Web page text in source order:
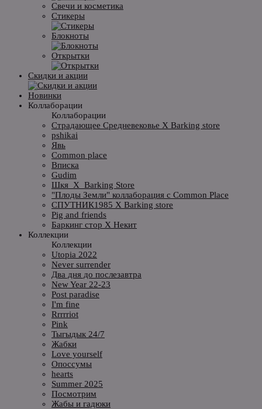
Свечи и косметика
Стикеры
Блокноты
Открытки
Скидки и акции
Новинки
Коллаборации
Коллаборации
Страдающее Средневековье X Barking store
pshikai
Явь
Common place
Вписка
Gudim
Шкя_X_Barking Store
"Плоды Земли" коллаборация с Common Place
СПУТНИК1985 X Barking store
Pig and friends
Баркинг стор X Некит
Коллекции
Коллекции
Utopia 2022
Never surrender
Два дня до послезавтра
New Year 22-23
Post paradise
I'm fine
Rrrrriot
Pink
Тыгыдык 24/7
Жабки
Love yourself
Опоссумы
hearts
Summer 2025
Посмотрим
Жабы и гадюки